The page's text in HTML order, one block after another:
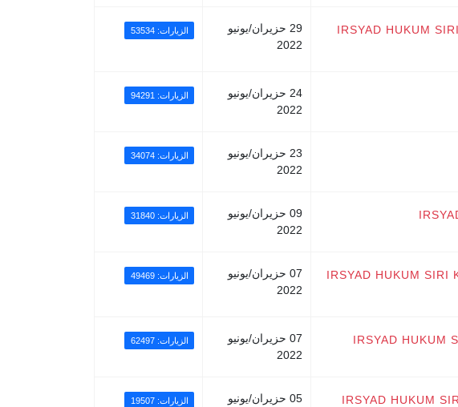
IRSYAD HUKUM
29 حزيران/يونيو
2022
الزيارات: 53534
24 حزيران/يونيو
2022
الزيارات: 94291
23 حزيران/يونيو
2022
الزيارات: 34074
09 حزيران/يونيو
2022
الزيارات: 31840
IRSYAD HUKUM SIRI
07 حزيران/يونيو
2022
الزيارات: 49469
IRSYAD HUKUM
07 حزيران/يونيو
2022
الزيارات: 62497
IRSYAD HUKUM
05 حزيران/يونيو
الزيارات: 19507